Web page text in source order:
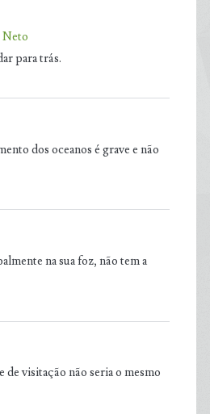
para trás.
dos oceanos é grave e não
na sua foz, não tem a
de visitação não seria o mesmo